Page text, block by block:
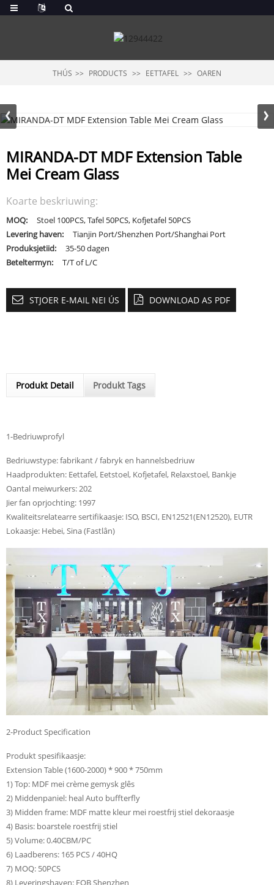
THÚS PRODUCTS EETTAFEL OAREN
MIRANDA-DT MDF Extension Table
Mei Cream Glass
Koarte beskriuwing:
MOQ:
Stoel 100PCS, Tafel 50PCS, Kofjetafel 50PCS
Levering haven:
Tianjin Port/Shenzhen Port/Shanghai Port
Produksjetiid:
35-50 dagen
Beteltermyn:
T/T of L/C
STJOER E-MAIL NEI ÚS DOWNLOAD AS PDF
Produkt Detail Produkt Tags
1-Bedriuwprofyl
Bedriuwstype: fabrikant / fabryk en hannelsbedriuw
Haadprodukten: Eettafel, Eetstoel, Kofjetafel, Relaxstoel, Bankje
Oantal meiwurkers: 202
Jier fan oprjochting: 1997
Kwaliteitsrelatearre sertifikaasje: ISO, BSCI, EN12521(EN12520), EUTR
Lokaasje: Hebei, Sina (Fastlân)
2-Product Specification
Produkt spesifikaasje:
Extension Table (1600-2000) * 900 * 750mm
1) Top: MDF mei crème gemysk glês
2) Middenpaniel: heal Auto buffterfly
3) Midden frame: MDF matte kleur mei roestfrij stiel dekoraasje
4) Basis: boarstele roestfrij stiel
5) Volume: 0.40CBM/PC
6) Laadberens: 165 PCS / 40HQ
7) MOQ: 50PCS
8) Leveringshaven: FOB Shenzhen